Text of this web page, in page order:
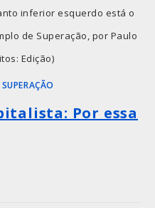
inferior esquerdo está o
de Superação, por Paulo
Edição)
Por essa